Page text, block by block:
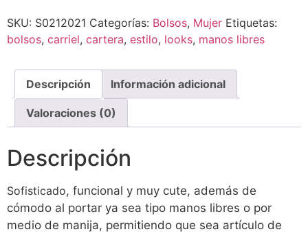
SKU: S0212021 Categorías: Bolsos, Mujer Etiquetas:
bolsos, carriel, cartera, estilo, looks, manos libres
Descripción Información adicional
Valoraciones (0)
Descripción
Sofisticado, funcional y muy cute, además de
cómodo al portar ya sea tipo manos libres o por
medio de manija, permitiendo que sea artículo de